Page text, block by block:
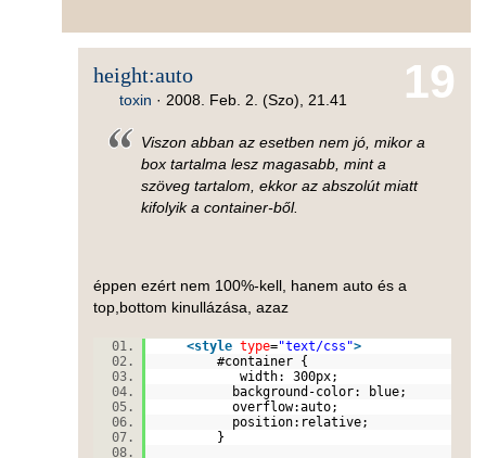
19
height:auto
toxin · 2008. Feb. 2. (Szo), 21.41
Viszon abban az esetben nem jó, mikor a
box tartalma lesz magasabb, mint a
szöveg tartalom, ekkor az abszolút miatt
kifolyik a container-ből.
éppen ezért nem 100%-kell, hanem auto és a
top,bottom kinullázása, azaz
<style type="text/css">
#container {
width: 300px;
background-color: blue;
overflow:auto;
position:relative;
}